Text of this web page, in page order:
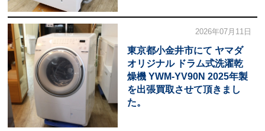
2026年07月11日
東京都小金井市にて ヤマダ
オリジナル ドラム式洗濯乾
燥機 YWM-YV90N 2025年製
を出張買取させて頂きまし
た。